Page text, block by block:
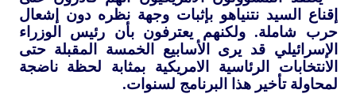
إقناع السيد نتنياهو بإثبات وجهة نظره دون إشعال
حرب شاملة. ولكنهم يعترفون بأن رئيس الوزراء
الإسرائيلي قد يرى الأسابيع الخمسة المقبلة حتى
الانتخابات الرئاسية الامريكية بمثابة لحظة ناضجة
لمحاولة تأخير هذا البرنامج لسنوات.